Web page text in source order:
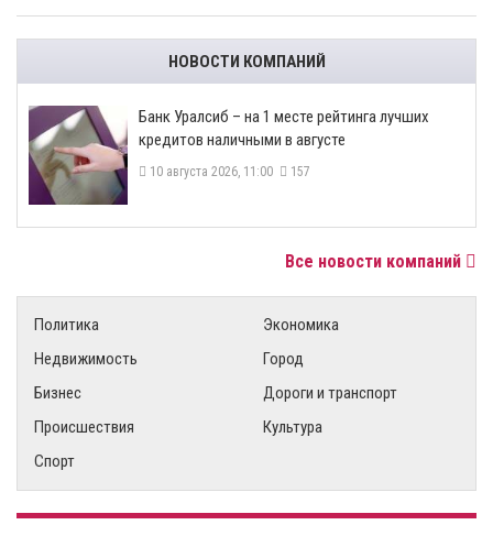
НОВОСТИ КОМПАНИЙ
Банк Уралсиб – на 1 месте рейтинга лучших
кредитов наличными в августе
10 августа 2026, 11:00 157
Все новости компаний
Политика
Экономика
Недвижимость
Город
Бизнес
Дороги и транспорт
Происшествия
Культура
Спорт